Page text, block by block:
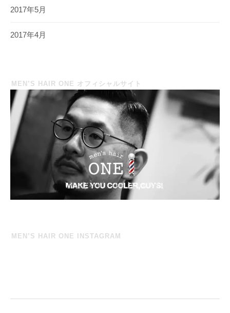
2017年5月
2017年4月
MEN’S HAIR ONE オフィシャルサイト
MEN’S HAIR ONE INSTAGRAM